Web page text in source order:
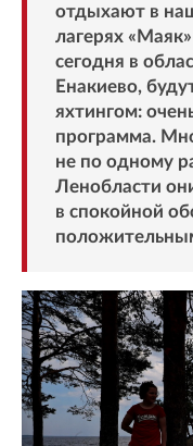
отдыхают в
лагерях
сегодня в
Енакиево,
яхтингом:
программа.
не по одному
Ленобласти
в спокойной